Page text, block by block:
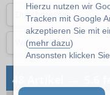
Hierzu nutzen wir
Tracken mit Google
akzeptieren Sie mit
(mehr dazu)
Ansonsten klicken
Durchmesser
Werkstoff
48 Artikel